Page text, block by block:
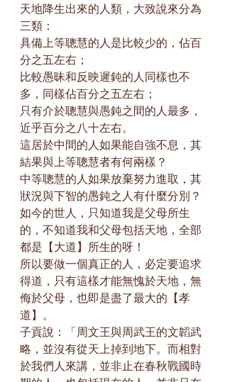
天地降生出來的人類，大致說來分為
三類：
具備上等聰慧的人是比較少的，佔百
分之五左右；
比較愚昧和反映遲鈍的人同樣也不
多，同樣佔百分之五左右；
只有介於聰慧與愚鈍之間的人最多，
近乎百分之八十左右。
這居於中間的人如果能自強不息，其
結果與上等聰慧者有何兩樣？
中等聰慧的人如果放棄努力進取，其
狀況與下智的愚鈍之人有什麼分別？
如今的世人，只知道我是父母所生
的，不知道我和父母包括天地，全部
都是【大道】所生的呀！
所以要做一個真正的人，必定要追求
得道，只有這樣才能無愧於天地，無
侮於父母，也即是盡了最大的【孝
道】。
子貢說：「周文王與周武王的文韜武
略，並沒有從天上掉到地下。而相對
於我們人來講，並非止在春秋戰國時